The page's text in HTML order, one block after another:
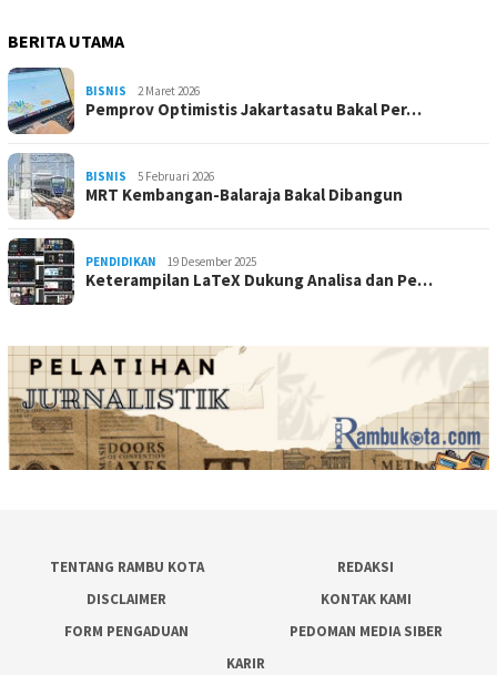
BERITA UTAMA
BISNIS 2 Maret 2026
Pemprov Optimistis Jakartasatu Bakal Per…
BISNIS 5 Februari 2026
MRT Kembangan-Balaraja Bakal Dibangun
PENDIDIKAN 19 Desember 2025
Keterampilan LaTeX Dukung Analisa dan Pe…
TENTANG RAMBU KOTA
REDAKSI
DISCLAIMER
KONTAK KAMI
FORM PENGADUAN
PEDOMAN MEDIA SIBER
KARIR